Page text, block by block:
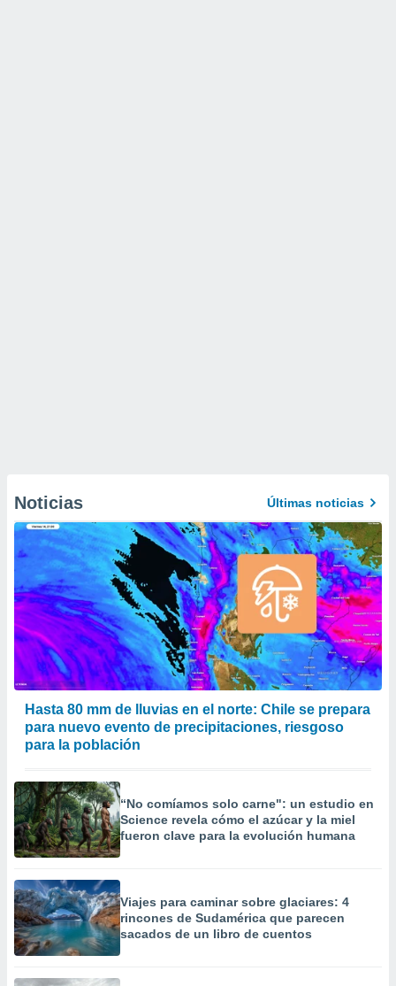
Noticias Últimas noticias
Hasta 80 mm de lluvias en el norte: Chile se prepara
para nuevo evento de precipitaciones, riesgoso
para la población
“No comíamos solo carne": un estudio en
Science revela cómo el azúcar y la miel
fueron clave para la evolución humana
Viajes para caminar sobre glaciares: 4
rincones de Sudamérica que parecen
sacados de un libro de cuentos